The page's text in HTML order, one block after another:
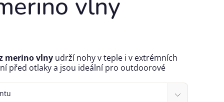
merino vlny udrží nohy v teple i v extrémních
před otlaky a jsou ideální pro outdoorové